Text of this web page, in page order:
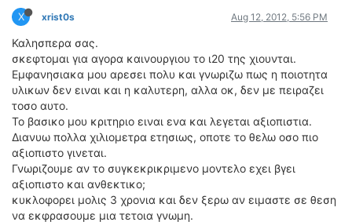
X xrist0s Aug 12, 2012, 5:56 PM
Καλησπερα σας.
σκεφτομαι για αγορα καινουργιου το ι20 της χιουνται.
Εμφανησιακα μου αρεσει πολυ και γνωριζω πως η ποιοτητα
υλικων δεν ειναι και η καλυτερη, αλλα οκ, δεν με πειραζει
τοσο αυτο.
Το βασικο μου κριτηριο ειναι ενα και λεγεται αξιοπιστια.
Διανυω πολλα χιλιομετρα ετησιως, οποτε το θελω οσο πιο
αξιοπιστο γινεται.
Γνωριζουμε αν το συγκεκρικριμενο μοντελο εχει βγει
αξιοπιστο και ανθεκτικο;
κυκλοφορει μολις 3 χρονια και δεν ξερω αν ειμαστε σε θεση
να εκφρασουμε μια τετοια γνωμη.
ΠΩΛΗΣΕΙΣ
ΠΡΟΣΦΟΡΕΣ
ΜΕΤΑΧΕΙΡΙΣΜΕΝΑ
2ΤΡΟΧΟΙ
ΟΔΗΓΟΥΜΕ
ΕΠΙΚΑΙΡΟΤΗΤΑ
ΑΓΩΝΕΣ
CLASSIC